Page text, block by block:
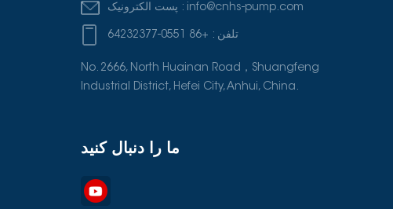
پست الکترونیک : info@cnhs-pump.com
تلفن : +86 0551-64232377
No. 2666, North Huainan Road，Shuangfeng
Industrial District, Hefei City, Anhui, China.
ما را دنبال کنید